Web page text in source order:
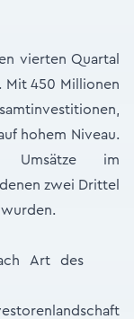
vierten Quartal
Mit 450 Millionen
hohem Niveau.
Umsätze im
zwei Drittel